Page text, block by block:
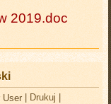
2019.doc
User| Drukuj